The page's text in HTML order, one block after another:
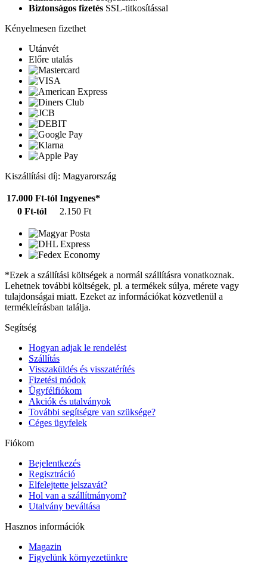
Biztonságos fizetés SSL-titkosítással
Kényelmesen fizethet
Utánvét
Előre utalás
Kiszállítási díj: Magyarország
17.000 Ft-tól Ingyenes*
0 Ft-tól
2.150 Ft
*Ezek a szállítási költségek a normál szállításra vonatkoznak.
Lehetnek további költségek, pl. a termékek súlya, mérete vagy
tulajdonságai miatt. Ezeket az információkat közvetlenül a
termékleírásban találja.
Segítség
Hogyan adjak le rendelést
Szállítás
Visszaküldés és visszatérítés
Fizetési módok
Ügyfélfiókom
Akciók és utalványok
További segítségre van szüksége?
Céges ügyfelek
Fiókom
Bejelentkezés
Regisztráció
Elfelejtette jelszavát?
Hol van a szállítmányom?
Utalvány beváltása
Hasznos információk
Magazin
Figyelünk környezetünkre